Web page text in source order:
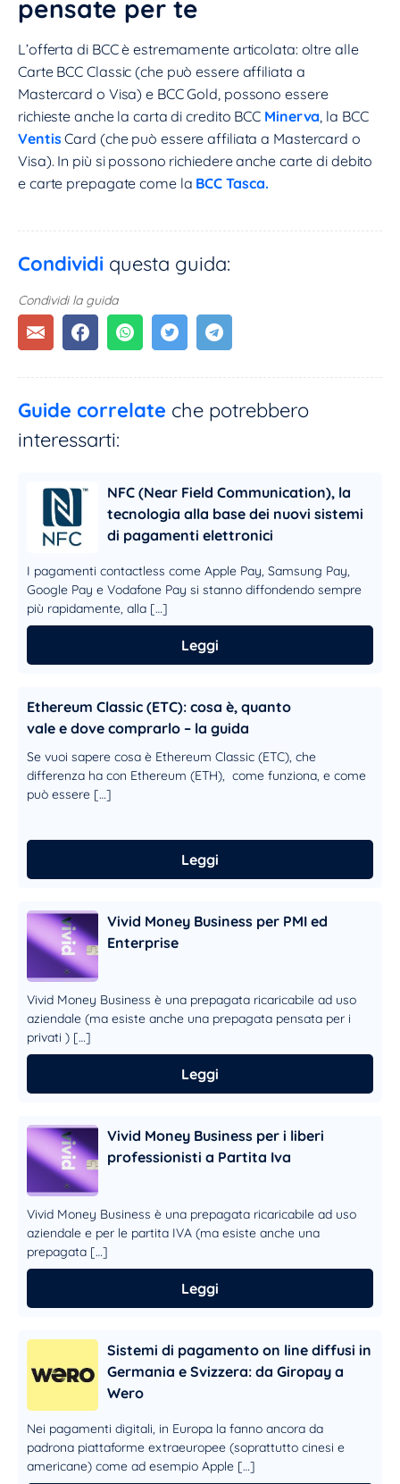
pensate per te
L’offerta di BCC è estremamente articolata: oltre alle
Carte BCC Classic (che può essere affiliata a
Mastercard o Visa) e BCC Gold, possono essere
richieste anche la carta di credito BCC Minerva , la BCC
VentisCard (che può essere affiliata a Mastercard o
Visa). In più si possono richiedere anche carte di debito
e carte prepagate come la BCC Tasca.
Condividi questa guida:
Condividi la guida
Guide correlate che potrebbero
interessarti:
NFC (Near Field Communication), la
tecnologia alla base dei nuovi sistemi
di pagamenti elettronici
I pagamenti contactless come Apple Pay, Samsung Pay,
Google Pay e Vodafone Pay si stanno diffondendo sempre
più rapidamente, alla […]
Leggi
Ethereum Classic (ETC): cosa è, quanto
vale e dove comprarlo – la guida
Se vuoi sapere cosa è Ethereum Classic (ETC), che
differenza ha con Ethereum (ETH), come funziona, e come
può essere […]
Leggi
Vivid Money Business per PMI ed
Enterprise
Vivid Money Business è una prepagata ricaricabile ad uso
aziendale (ma esiste anche una prepagata pensata per i
privati ) […]
Leggi
Vivid Money Business per i liberi
professionisti a Partita Iva
Vivid Money Business è una prepagata ricaricabile ad uso
aziendale e per le partita IVA (ma esiste anche una
prepagata […]
Leggi
Sistemi di pagamento on line diffusi in
Germania e Svizzera: da Giropay a
Wero
Nei pagamenti digitali, in Europa la fanno ancora da
padrona piattaforme extraeuropee (soprattutto cinesi e
americane) come ad esempio Apple […]